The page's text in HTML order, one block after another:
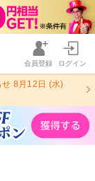
会員登録 ログイン
せ 8月12日 (水)